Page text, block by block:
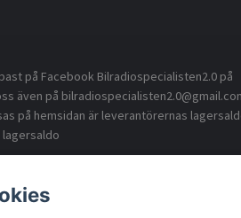
på Facebook Bilradiospecialisten2.0 på
även på
på hemsidan är leverantörernas